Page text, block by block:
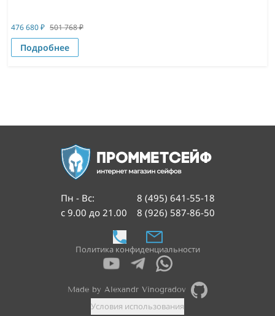
476 680₽ 501 768₽
Подробнее
Пн - Вс:
с 9.00 до 21.00
8 (495) 641-55-18
8 (926) 587-86-50
Политика конфиденциальности
Условия использования
Made by Alexandr Vinogradov